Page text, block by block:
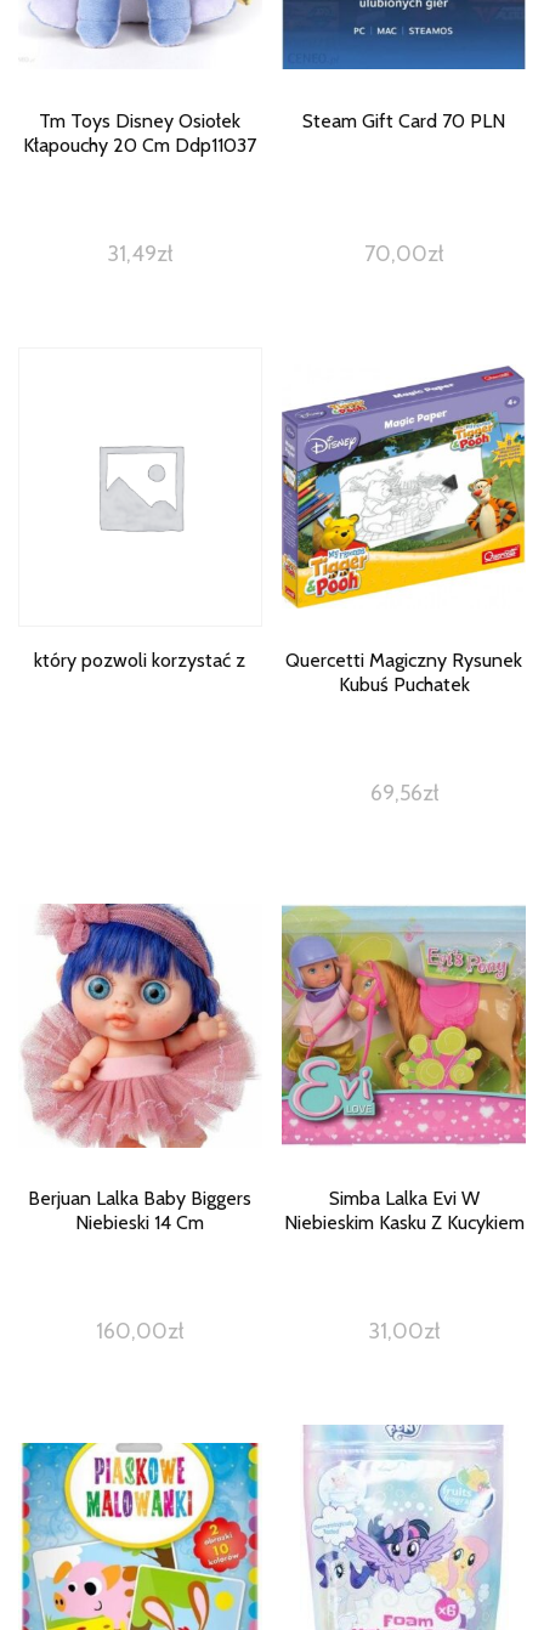
Tm Toys Disney Osiołek
Kłapouchy 20 Cm Ddp11037
31,49zł
Steam Gift Card 70 PLN
70,00zł
który pozwoli korzystać z
Quercetti Magiczny Rysunek
Kubuś Puchatek
69,56zł
Berjuan Lalka Baby Biggers
Niebieski 14 Cm
160,00zł
Simba Lalka Evi W
Niebieskim Kasku Z Kucykiem
31,00zł